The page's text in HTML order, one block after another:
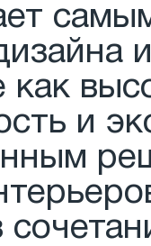
как
и